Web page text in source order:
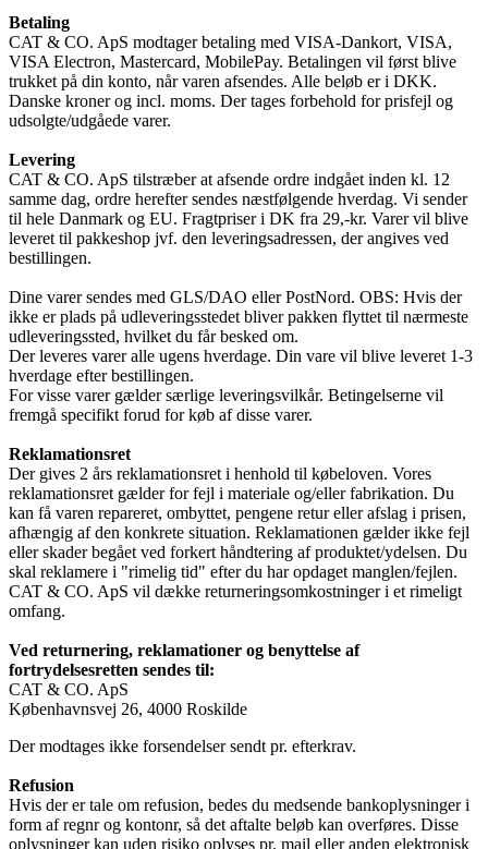
Betaling
CAT & CO. ApS modtager betaling med VISA-Dankort, VISA,
VISA Electron, Mastercard, MobilePay. Betalingen vil først blive
trukket på din konto, når varen afsendes. Alle beløb er i DKK.
Danske kroner og incl. moms. Der tages forbehold for prisfejl og
udsolgte/udgåede varer.
Levering
CAT & CO. ApS tilstræber at afsende ordre indgået inden kl. 12
samme dag, ordre herefter sendes næstfølgende hverdag. Vi sender
til hele Danmark og EU. Fragtpriser i DK fra 29,-kr. Varer vil blive
leveret til pakkeshop jvf. den leveringsadressen, der angives ved
bestillingen.
Dine varer sendes med GLS/DAO eller PostNord. OBS: Hvis der
ikke er plads på udleveringsstedet bliver pakken flyttet til nærmeste
udleveringssted, hvilket du får besked om.
Der leveres varer alle ugens hverdage. Din vare vil blive leveret 1-3
hverdage efter bestillingen.
For visse varer gælder særlige leveringsvilkår. Betingelserne vil
fremgå specifikt forud for køb af disse varer.
Reklamationsret
Der gives 2 års reklamationsret i henhold til købeloven. Vores
reklamationsret gælder for fejl i materiale og/eller fabrikation. Du
kan få varen repareret, ombyttet, pengene retur eller afslag i prisen,
afhængig af den konkrete situation. Reklamationen gælder ikke fejl
eller skader begået ved forkert håndtering af produktet/ydelsen. Du
skal reklamere i "rimelig tid" efter du har opdaget manglen/fejlen.
CAT & CO. ApS vil dække returneringsomkostninger i et rimeligt
omfang.
Ved returnering, reklamationer og benyttelse af
fortrydelsesretten sendes til:
CAT & CO. ApS
Københavnsvej 26, 4000 Roskilde
Der modtages ikke forsendelser sendt pr. efterkrav.
Refusion
Hvis der er tale om refusion, bedes du medsende bankoplysninger i
form af regnr og kontonr, så det aftalte beløb kan overføres. Disse
oplysninger kan uden risiko oplyses pr. mail eller anden elektronisk